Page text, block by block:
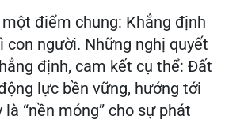
điểm chung: Khẳng định
người. Những nghị quyết
định, cam kết cụ thể: Đất
lực bền vững, hướng tới
“nền móng” cho sự phát